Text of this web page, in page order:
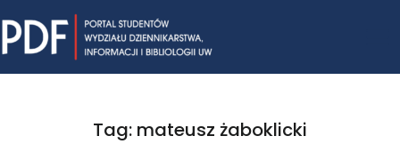
to
content
Tag: mateusz żaboklicki